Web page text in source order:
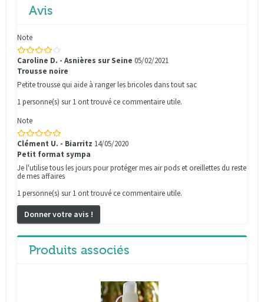
Avis
Note
Caroline D. - Asnières sur Seine 05/02/2021
Trousse noire
Petite trousse qui aide à ranger les bricoles dans tout sac
1 personne(s) sur 1 ont trouvé ce commentaire utile.
Note
Clément U. - Biarritz 14/05/2020
Petit format sympa
Je l'utilise tous les jours pour protéger mes air pods et oreillettes du reste
de mes affaires
1 personne(s) sur 1 ont trouvé ce commentaire utile.
Donner votre avis !
Produits associés